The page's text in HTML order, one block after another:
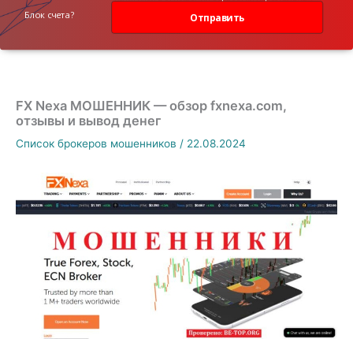
Блок счета? Отправить
FX Nexa МОШЕННИК — обзор fxnexa.com,
отзывы и вывод денег
Список брокеров мошенников / 22.08.2024